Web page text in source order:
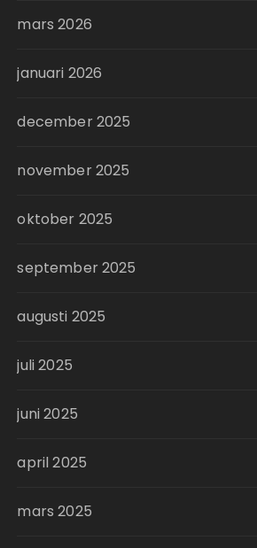
mars 2026
januari 2026
december 2025
november 2025
oktober 2025
september 2025
augusti 2025
juli 2025
juni 2025
april 2025
mars 2025